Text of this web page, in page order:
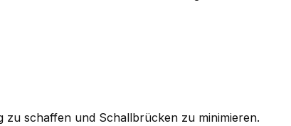
schaffen und Schallbrücken zu minimieren.